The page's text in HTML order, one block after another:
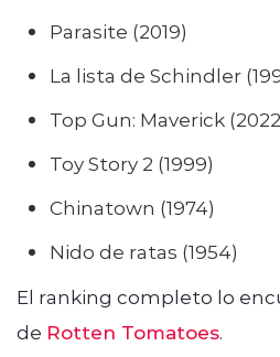
Parasite (2019)
La lista de Schindler
Top Gun: Maverick
Toy Story 2 (1999)
Chinatown (1974)
Nido de ratas (1954)
El ranking completo lo
de Rotten Tomatoes.